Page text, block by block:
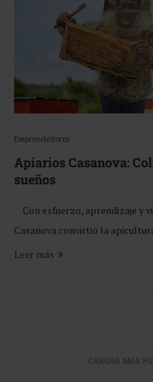
Emprendedores
Apiarios Casanova:
sueños
Con esfuerzo, aprendizaje y
Casanova convirtió la
Leer más
CARGAR MÁS